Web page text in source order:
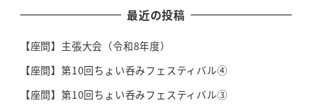
最近の投稿
【座間】主張大会（令和8年度）
【座間】第10回ちょい呑みフェスティバル④
【座間】第10回ちょい呑みフェスティバル③